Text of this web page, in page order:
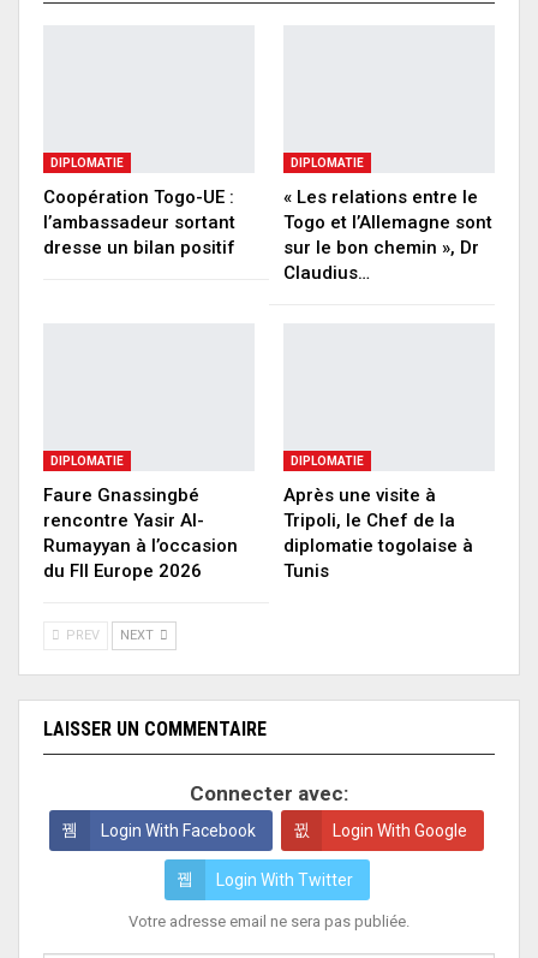
DIPLOMATIE
Coopération Togo-UE :
l’ambassadeur sortant
dresse un bilan positif
DIPLOMATIE
« Les relations entre le
Togo et l’Allemagne sont
sur le bon chemin », Dr
Claudius…
DIPLOMATIE
Faure Gnassingbé
rencontre Yasir Al-
Rumayyan à l’occasion
du FII Europe 2026
DIPLOMATIE
Après une visite à
Tripoli, le Chef de la
diplomatie togolaise à
Tunis
PREV NEXT
LAISSER UN COMMENTAIRE
Connecter avec:
Login With Facebook Login With Google
Login With Twitter
Votre adresse email ne sera pas publiée.